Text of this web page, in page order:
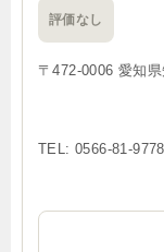
評価なし
〒472-0006 愛知
TEL: 0566-81-9778